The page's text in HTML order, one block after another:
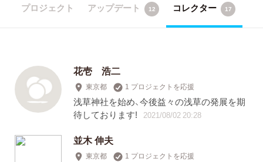
プロジェクト アップデート 12 コレクター 17
花壱 浩二
東京都 1 プロジェクトを応援
浅草神社を始め、今後益々の浅草の発展を期
待しております!
2021/08/02 20:28
並木 伸夫
東京都 1 プロジェクトを応援